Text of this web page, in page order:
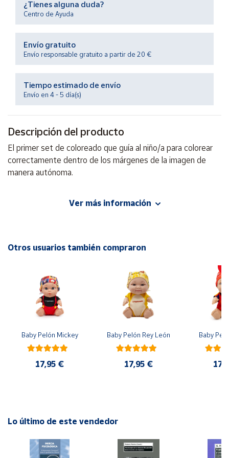
Productos
Solidarios
Ayuda
Centro
de ayuda
Contacto
Vendedores
Mapa de
vendedores
Cuenta
Península
Baleares
¿Tienes alguna duda?
Centro de Ayuda
Envío gratuito
Envío responsable gratuito a partir de 20 €
Tiempo estimado de envío
Envío en 4 - 5 día(s)
Descripción del producto
El primer set de coloreado que guía al niño/a para colorear
correctamente dentro de los márgenes de la imagen de
manera autónoma.
EAN: 8057158621788
Ver más información
Otros usuarios también compraron
Baby Pelón Mickey
17,95 €
Baby Pelón Rey León
17,95 €
Baby
Lo último de este vendedor